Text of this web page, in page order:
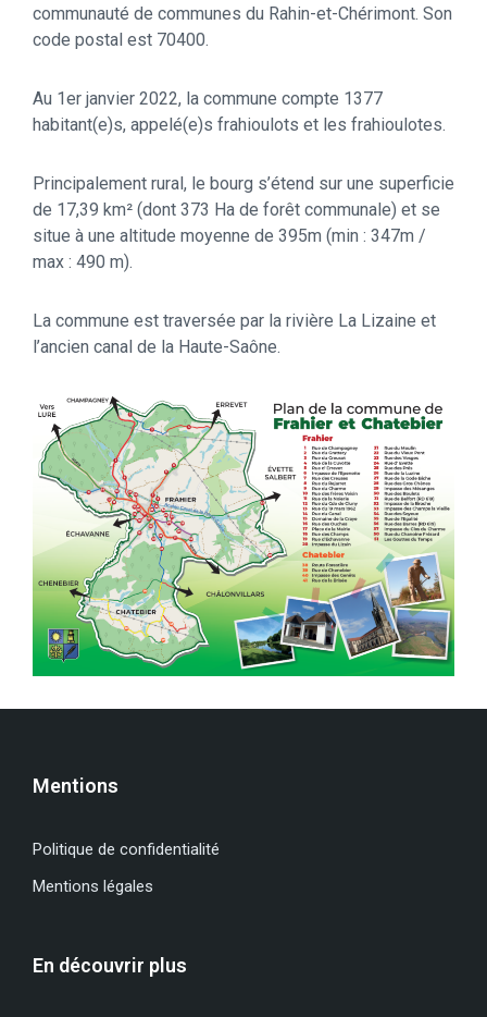
communauté de communes du Rahin-et-Chérimont. Son
code postal est 70400.
Au 1er janvier 2022, la commune compte 1377
habitant(e)s, appelé(e)s frahioulots et les frahioulotes.
Principalement rural, le bourg s’étend sur une superficie
de 17,39 km² (dont 373 Ha de forêt communale) et se
situe à une altitude moyenne de 395m (min : 347m /
max : 490 m).
La commune est traversée par la rivière La Lizaine et
l’ancien canal de la Haute-Saône.
Mentions
Politique de confidentialité
Mentions légales
En découvrir plus